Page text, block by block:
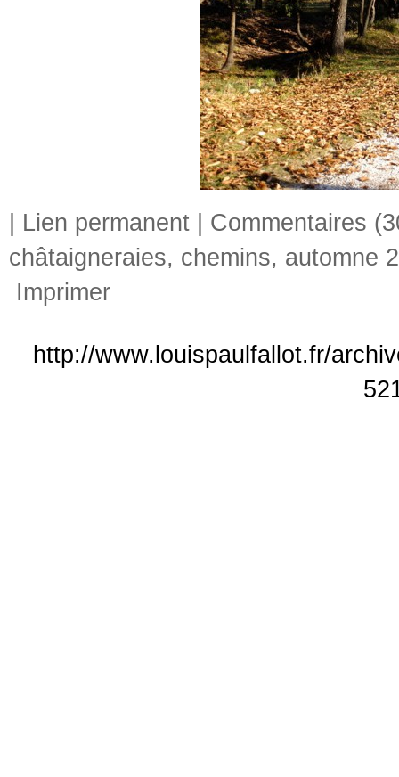
Lien permanent
Commentaires
châtaigneraies, chemins, automne
Imprimer
http://www.louispaulfallot.fr/